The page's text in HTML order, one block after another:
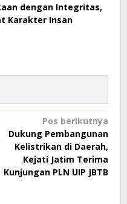
dengan Integritas,
Karakter Insan
Pos berikutnya
Dukung Pembangunan
Kelistrikan di Daerah,
Kejati Jatim Terima
Kunjungan PLN UIP JBTB